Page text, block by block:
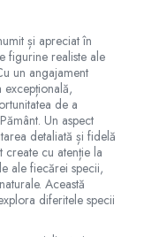
Nuanta,
pot varia in functie
online.
și apreciat în
figurine realiste ale
un angajament
excepțională,
de a
Un aspect
detaliată și fidelă
cu atenție la
ale fiecărei specii,
Această
diferitele specii